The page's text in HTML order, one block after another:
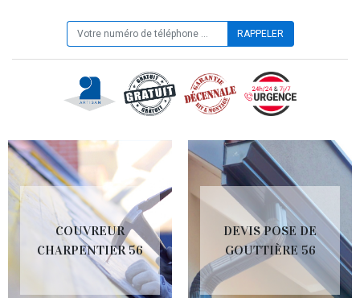
COUVREUR
CHARPENTIER 56
DEVIS POSE DE
GOUTTIÈRE 56